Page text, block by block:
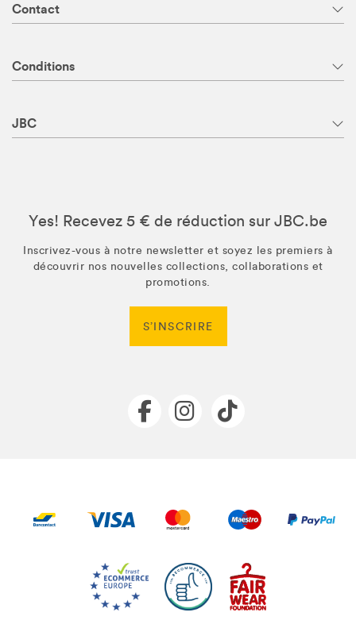
Contact
Conditions
JBC
Yes! Recevez 5 € de réduction sur JBC.be
Inscrivez-vous à notre newsletter et soyez les premiers à
découvrir nos nouvelles collections, collaborations et
promotions.
S’INSCRIRE